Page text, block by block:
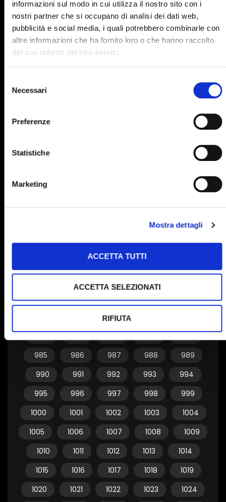
informazioni sul modo in cui utilizza il nostro sito con i
nostri partner che si occupano di analisi dei dati web,
pubblicità e social media, i quali potrebbero combinarle con
altre informazioni che ha fornito loro o che hanno raccolto
dal suo utilizzo dei loro servizi.
delNecessari
Preferenze
Statistiche
Marketing
Mostra dettagli
ACCETTA TUTTI
ACCETTA SELEZIONATI
RIFIUTA
900
901 902 903
904
905
906 907
915
925
929
940
944
953
954
955
956 957 958
959
962 963
970
971 972 973
974
977
985
986 987 988
989
990
991 992 993
994
995
996 997 998
999
1000
1001 1002 1003
1004
1005
1006 1007 1008
1009
1010
1011 1012 1013
1014
1015
1016 1017 1018
1019
1020
1021 1022 1023
1024